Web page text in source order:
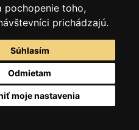
pochopenie toho,
prichádzajú.
Súhlasím
Odmietam
moje nastavenia